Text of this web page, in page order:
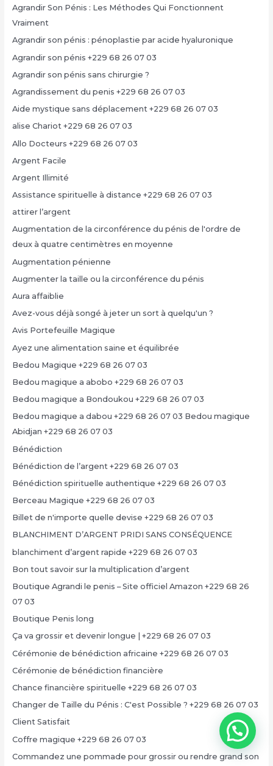
Agrandir Son Pénis : Les Méthodes Qui Fonctionnent
Vraiment
Agrandir son pénis : pénoplastie par acide hyaluronique
Agrandir son pénis +229 68 26 07 03
Agrandir son pénis sans chirurgie ?
Agrandissement du penis +229 68 26 07 03
Aide mystique sans déplacement +229 68 26 07 03
alise Chariot +229 68 26 07 03
Allo Docteurs +229 68 26 07 03
Argent Facile
Argent Illimité
Assistance spirituelle à distance +229 68 26 07 03
attirer l’argent
Augmentation de la circonférence du pénis de l'ordre de
deux à quatre centimètres en moyenne
Augmentation pénienne
Augmenter la taille ou la circonférence du pénis
Aura affaiblie
Avez-vous déjà songé à jeter un sort à quelqu'un ?
Avis Portefeuille Magique
Ayez une alimentation saine et équilibrée
Bedou Magique +229 68 26 07 03
Bedou magique a abobo +229 68 26 07 03
Bedou magique a Bondoukou +229 68 26 07 03
Bedou magique a dabou +229 68 26 07 03 Bedou magique
Abidjan +229 68 26 07 03
Bénédiction
Bénédiction de l’argent +229 68 26 07 03
Bénédiction spirituelle authentique +229 68 26 07 03
Berceau Magique +229 68 26 07 03
Billet de n'importe quelle devise +229 68 26 07 03
BLANCHIMENT D’ARGENT PRIDI SANS CONSÉQUENCE
blanchiment d’argent rapide +229 68 26 07 03
Bon tout savoir sur la multiplication d’argent
Boutique Agrandi le penis – Site officiel Amazon +229 68 26
07 03
Boutique Penis long
Ça va grossir et devenir longue | +229 68 26 07 03
Cérémonie de bénédiction africaine +229 68 26 07 03
Cérémonie de bénédiction financière
Chance financière spirituelle +229 68 26 07 03
Changer de Taille du Pénis : C'est Possible ? +229 68 26 07 03
Client Satisfait
Coffre magique +229 68 26 07 03
Commandez une pommade pour grossir ou rendre grand son